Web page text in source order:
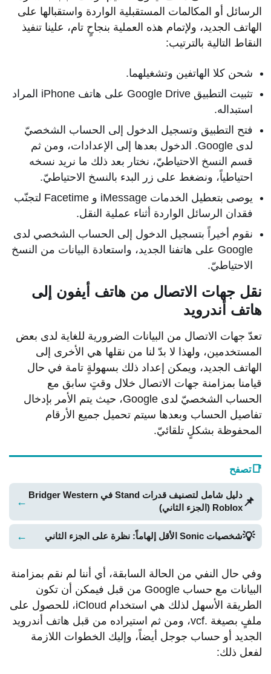
الرسائل أو المكالمات المستقبلية الواردة واستقبالها على
الهاتف الجديد، ولإتمام هذه العملية بنجاحٍ تام، علينا تنفيذ
النقاط التالية بالترتيب:
شحن كلا الهاتفين وتشغيلهما.
تثبيت التطبيق Google Drive على هاتف iPhone المراد
استبداله.
فتح التطبيق وتسجيل الدخول إلى الحساب الشخصيّ
لدى Google. الدخول بعدها إلى الإعدادات، ومن ثم
قسم النسخ الاحتياطيّ، نختار بعد ذلك ما نريد نسخه
احتياطياً، ونضغط على زر البدء بالنسخ الاحتياطيّ.
يوصى بتعطيل الخدمات iMessage و Facetime لتجنّب
فقدان الرسائل الواردة أثناء عملية النقل.
نقوم أخيراً بتسجيل الدخول إلى الحساب الشخصي لدى
Google على هاتفنا الجديد، واستعادة البيانات من النسخ
الاحتياطيّ.
نقل جهات الاتصال من هاتف أيفون إلى
هاتف أندرويد
تعدّ جهات الاتصال من البيانات الضرورية للغاية لدى بعض
المستخدمين، ولهذا لا بدّ لنا من نقلها هي الأخرى إلى
الهاتف الجديد، ويمكن إعداد ذلك بسهولةٍ تامة في حال
قيامنا بمزامنة جهات الاتصال خلال وقتٍ سابق مع
الحساب الشخصيّ لدى Google، حيث يتم الأمر بإدخال
تفاصيل الحساب وبعدها سيتم تحميل جميع الأرقام
المحفوظة بشكلٍ تلقائيّ.
📑تصفح
📌
دليل شامل لتصنيف قدرات Stand في Bridger Western
Roblox (الجزء الثاني)
←
💡شخصيات Sonic الأقل إلهاماً: نظرة على الجزء الثاني ←
وفي حال النفي من الحالة السابقة، أي أننا لم نقم بمزامنة
البيانات مع حساب Google من قبل فيمكن أن تكون
الطريقة الأسهل لذلك هي استخدام iCloud، للحصول على
ملفٍ بصيغة .vcf، ومن ثم استيراده من قبل هاتف أندرويد
الجديد أو حساب جوجل أيضاً، وإليك الخطوات اللازمة
لفعل ذلك: